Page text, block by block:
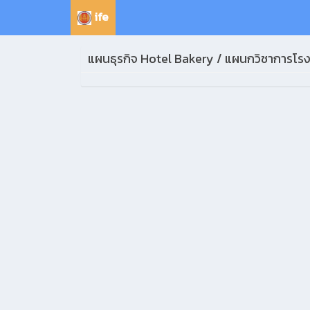
ife
แผนธุรกิจ Hotel Bakery / แผนกวิชาการโร